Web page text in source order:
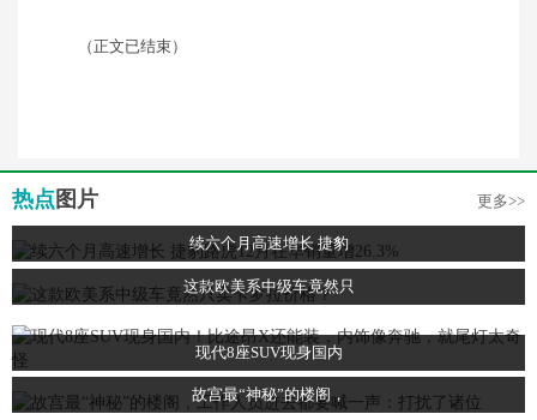
（正文已结束）
热点 图片 更多>>
续六个月高速增长 捷豹
这款欧美系中级车竟然只
现代8座SUV现身国内
故宫最“神秘”的楼阁，